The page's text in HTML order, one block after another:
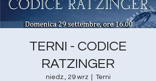
TERNI - CODICE
RATZINGER
niedz., 29 wrz
  |
Terni